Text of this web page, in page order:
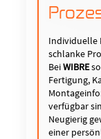
Individuelle
schlanke
BeiWIBRE
Fertigung,
verfügbar
Neugierig
einer